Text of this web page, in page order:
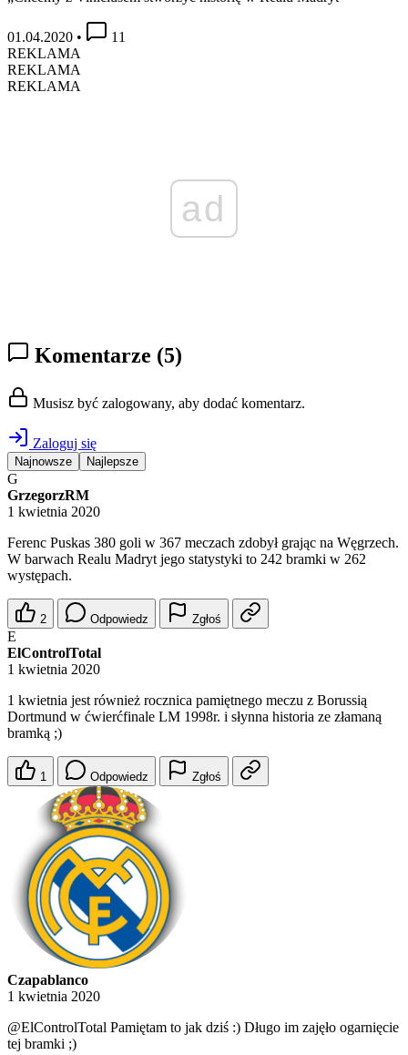
01.04.2020 •
11
REKLAMA
REKLAMA
REKLAMA
ad
Komentarze (5)
Musisz być zalogowany, aby dodać komentarz.
Zaloguj się
Najnowsze Najlepsze
G
GrzegorzRM
1 kwietnia 2020
Ferenc Puskas 380 goli w 367 meczach zdobył grając na Węgrzech.
W barwach Realu Madryt jego statystyki to 242 bramki w 262
występach.
2 Odpowiedz Zgłoś
E
ElControlTotal
1 kwietnia 2020
1 kwietnia jest również rocznica pamiętnego meczu z Borussią
Dortmund w ćwierćfinale LM 1998r. i słynna historia ze złamaną
bramką ;)
1 Odpowiedz Zgłoś
Czapablanco
1 kwietnia 2020
@ElControlTotal Pamiętam to jak dziś :) Długo im zajęło ogarnięcie
tej bramki ;)